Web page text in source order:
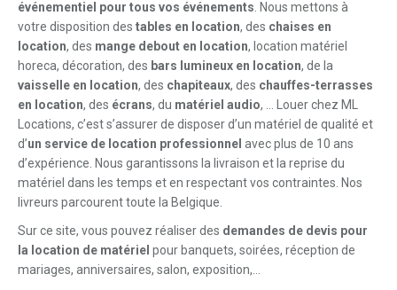
événementiel pour tous vos événements . Nous mettons à
votre disposition des tables en location, des chaises en
location, des mange debout en location, location matériel
horeca, décoration, des bars lumineux en location, de la
vaisselle en location, des chapiteaux, des chauffes-terrasses
en location, des écrans, du matériel audio, … Louer chez ML
Locations, c’est s’assurer de disposer d’un matériel de qualité et
d’un service de location professionnel avec plus de 10 ans
d’expérience. Nous garantissons la livraison et la reprise du
matériel dans les temps et en respectant vos contraintes. Nos
livreurs parcourent toute la Belgique.
Sur ce site, vous pouvez réaliser des demandes de devis pour
la location de matériel pour banquets, soirées, réception de
mariages, anniversaires, salon, exposition,…